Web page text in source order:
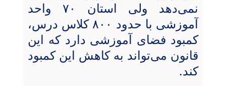
نمی‌دهد ولی استان ۷۰ واحد
آموزشی با حدود ۸۰۰ کلاس درس،
کمبود فضای آموزشی دارد که این
قانون می‌تواند به کاهش این کمبود
کند.